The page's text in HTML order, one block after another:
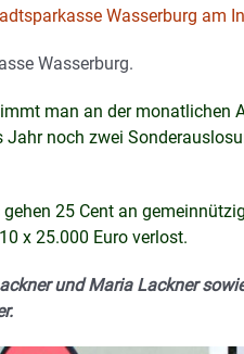
Wasserburg am
Wasserburg.
man an der
noch zwei
25 Cent an
x 25.000 Euro verlost.
und Maria Lackner